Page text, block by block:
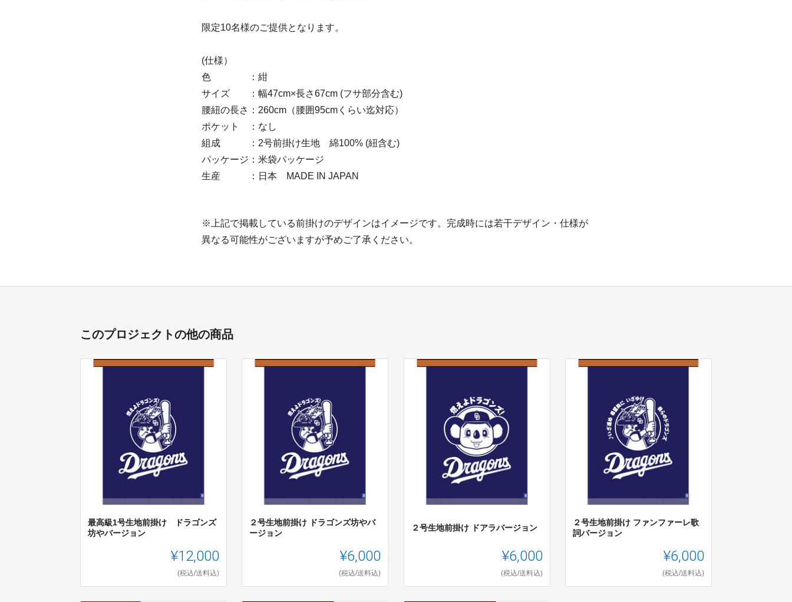
限定10名様のご提供となります。
(仕様）
色 ：紺
サイズ ：幅47cm×長さ67cm (フサ部分含む)
腰紐の長さ：260cm（腰囲95cmくらい迄対応）
ポケット ：なし
組成 ：2号前掛け生地 綿100% (紐含む)
パッケージ：米袋パッケージ
生産 ：日本 MADE IN JAPAN
※上記で掲載している前掛けのデザインはイメージです。完成時には若干デザイン・仕様が
異なる可能性がございますが予めご了承ください。
このプロジェクトの他の商品
最高級1号生地前掛け ドラゴンズ
坊やバージョン
¥12,000
(税込/送料込)
２号生地前掛け ドラゴンズ坊やバ
ージョン
¥6,000
(税込/送料込)
２号生地前掛け ドアラバージョン
¥6,000
(税込/送料込)
２号生地前掛け ファンファーレ歌
詞バージョン
¥6,000
(税込/送料込)